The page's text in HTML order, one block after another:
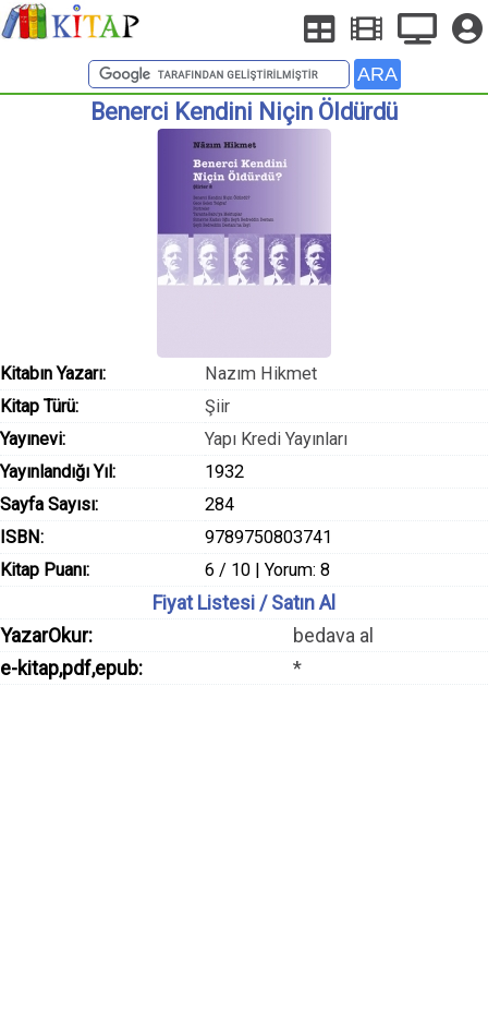
Benerci Kendini Niçin Öldürdü
Kitabın Yazarı:
Nazım Hikmet
Kitap Türü:
Şiir
Yayınevi:
Yapı Kredi Yayınları
Yayınlandığı Yıl:
1932
Sayfa Sayısı:
284
ISBN:
9789750803741
Kitap Puanı:
6 / 10 | Yorum: 8
Fiyat Listesi / Satın Al
YazarOkur:
bedava al
e-kitap,pdf,epub:
*